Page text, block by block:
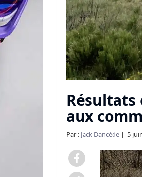
Résultats
aux
Par : Jack Dancède 5